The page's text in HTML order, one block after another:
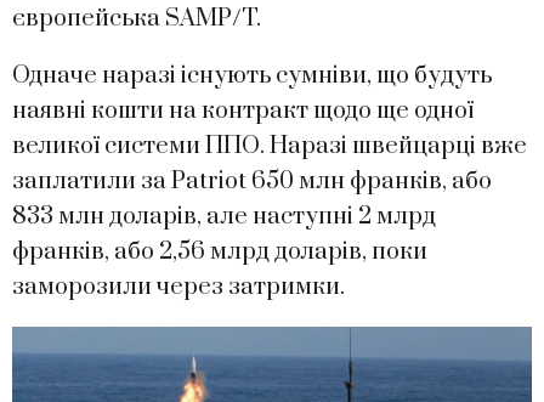
європейська SAMP/T.
Одначе наразі існують сумніви, що будуть
наявні кошти на контракт щодо ще одної
великої системи ППО. Наразі швейцарці вже
заплатили за Patriot 650 млн франків, або
833 млн доларів, але наступні 2 млрд
франків, або 2,56 млрд доларів, поки
заморозили через затримки.